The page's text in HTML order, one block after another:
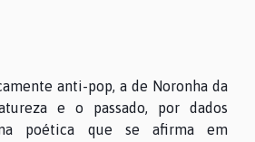
anti-pop, a de Noronha da
e o passado, por dados
poética que se afirma em